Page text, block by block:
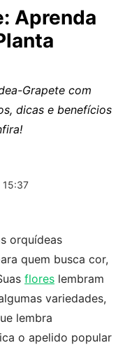
Aprenda
Grapete com
dicas e benefícios
15:37
orquídeas
quem busca cor,
flores lembram
variedades,
lembra
o apelido popular